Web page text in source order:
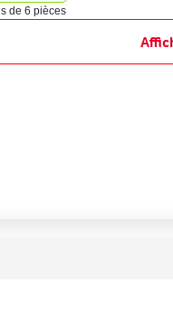
de 6 pièces